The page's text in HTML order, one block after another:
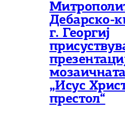
Дебарско-
г. Георгиј
„Исус
престол“